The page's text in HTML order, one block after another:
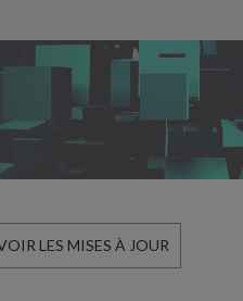
LES MISES À JOUR